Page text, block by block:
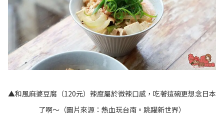
▲和風麻婆豆腐（120元）辣度屬於微辣口感，吃著這碗更想念日本
了啊～（圖片來源： 熱血玩台南。跳躍新世界）